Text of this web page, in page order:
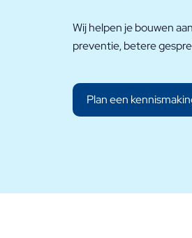
Wij helpen je bouwen
preventie, betere
Plan een